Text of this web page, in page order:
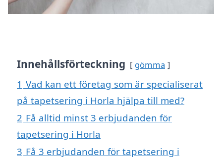
Innehållsförteckning gömma
1 Vad kan ett företag som är specialiserat
på tapetsering i Horla hjälpa till med?
2 Få alltid minst 3 erbjudanden för
tapetsering i Horla
3 Få 3 erbjudanden för tapetsering i